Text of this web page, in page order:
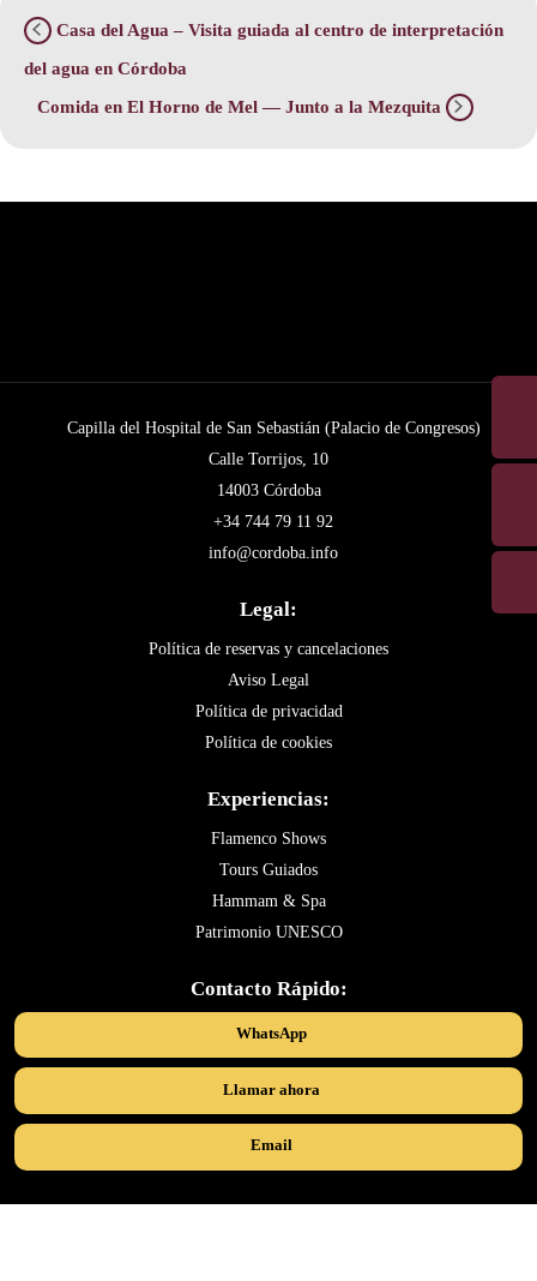
Casa del Agua – Visita guiada al centro de interpretación
del agua en Córdoba
Comida en El Horno de Mel — Junto a la Mezquita
Capilla del Hospital de San Sebastián (Palacio de Congresos)
Calle Torrijos, 10
14003 Córdoba
+34 744 79 11 92
info@cordoba.info
Legal:
Política de reservas y cancelaciones
Aviso Legal
Política de privacidad
Política de cookies
Experiencias:
Flamenco Shows
Tours Guiados
Hammam & Spa
Patrimonio UNESCO
Contacto Rápido:
WhatsApp
Llamar ahora
Email